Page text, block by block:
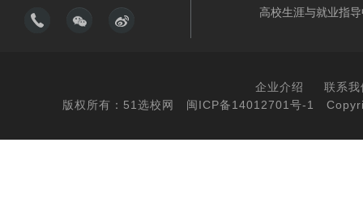
高校生涯与就业指
企业介绍
联系我
版权所有：51选校网
闽ICP备14012701号-1